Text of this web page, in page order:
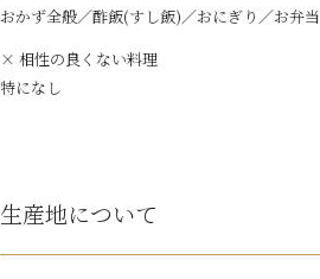
おかず全般／酢飯(すし飯)／おにぎり／お弁当
× 相性の良くない料理
特になし
生産地について